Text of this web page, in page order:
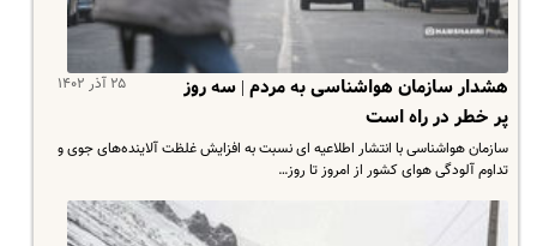
۲۵ آذر ۱۴۰۲
هشدار سازمان هواشناسی به مردم | سه روز
پر خطر در راه است
سازمان هواشناسی با انتشار اطلاعیه ای نسبت به افزایش غلظت آلاینده‌های جوی و
تداوم آلودگی هوای کشور از امروز تا روز…